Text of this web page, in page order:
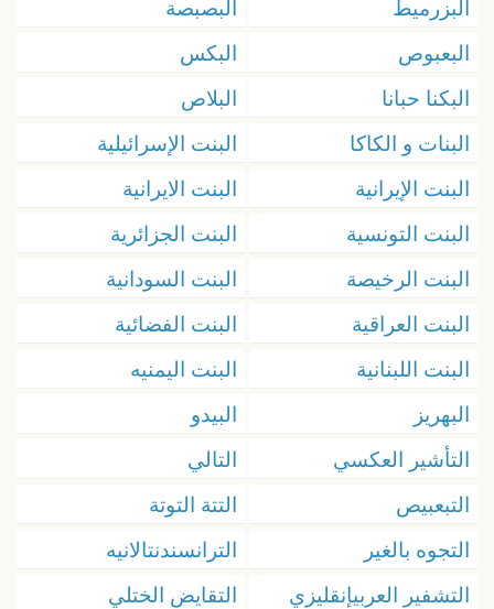
البزرميط
البصبصة
البعبوص
البكس
البكنا حبانا
البلاص
البنات و الكاكا
البنت الإسرائيلية
البنت الإيرانية
البنت الايرانية
البنت التونسية
البنت الجزائرية
البنت الرخيصة
البنت السودانية
البنت العراقية
البنت الفضائية
البنت اللبنانية
البنت اليمنيه
البهريز
البيدو
التأشير العكسي
التالي
التبعبيص
التتة التوتة
التجوه بالغير
الترانسندنتالانيه
التشفير العربيإنقليزي
التقايض الختلي